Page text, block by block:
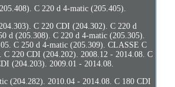
C 220 d 4-matic (205.405).
C 220 CDI (204.302). C 220 d
d (205.308). C 220 d 4-matic (205.305).
C 250 d 4-matic (205.309). CLASSE C
C 220 CDI (204.202). 2008.12 - 2014.08. C
(204.203). 2009.01 - 2014.08.
(204.282). 2010.04 - 2014.08. C 180 CDI